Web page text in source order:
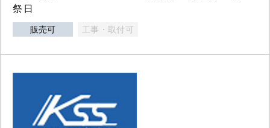
祭日
販売可 工事・取付可